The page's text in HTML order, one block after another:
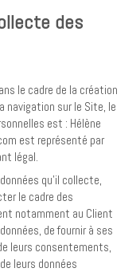
des
le cadre de la création
navigation sur le Site, le
est : Hélène
est représenté par
légal.
qu’il collecte,
le cadre des
notamment au Client
de fournir à ses
leurs consentements,
leurs données